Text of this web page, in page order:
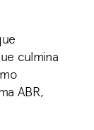
culmina
ABR,